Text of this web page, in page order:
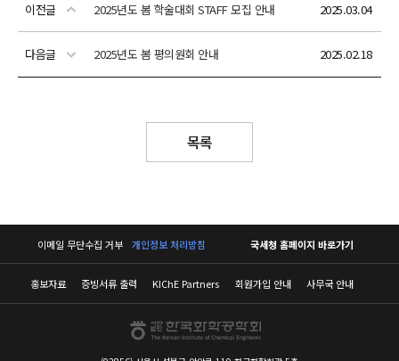
이전글 2025년도 봄 학술대회 STAFF 모집 안내 2025.03.04
다음글 2025년도 봄 평의원회 안내 2025.02.18
목록
이메일 무단수집 거부 개인정보 처리방침 국세청 홈페이지 바로가기
홍보자료 증빙서류 출력 KIChE Partners 회원가입 안내 사무국 안내